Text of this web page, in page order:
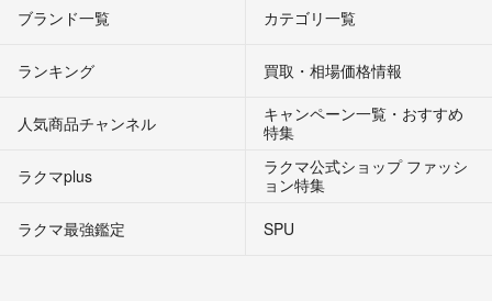
ブランド一覧 カテゴリ一覧
ランキング 買取・相場価格情報
人気商品チャンネル
キャンペーン一覧・おすすめ
特集
ラクマplus
ラクマ公式ショップ ファッシ
ョン特集
ラクマ最強鑑定
SPU